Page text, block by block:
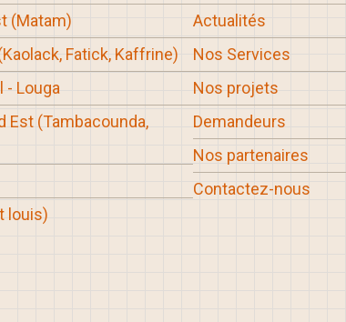
(Matam)
Fatick, Kaffrine)
- Louga
Est (Tambacounda,
louis)
Actualités
Nos Services
Nos projets
Demandeurs
Nos partenaires
Contactez-nous